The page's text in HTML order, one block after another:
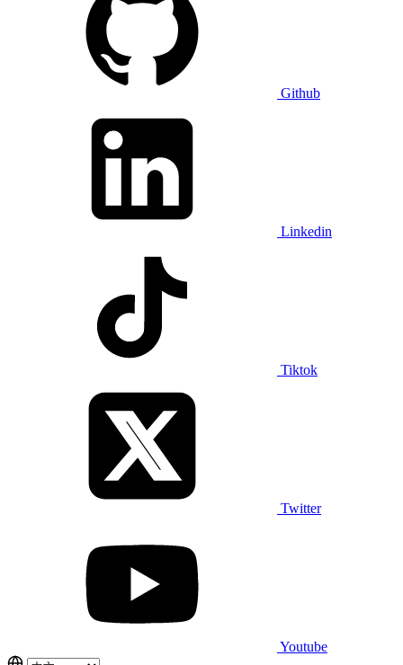
Github
Linkedin
Tiktok
Twitter
Youtube